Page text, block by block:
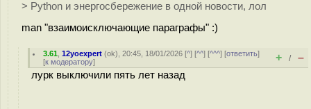
> Python и энергосбережение в одной новости, лол
man "взаимоисключающие параграфы" :)
3.61 ,12yoexpert (ok), 20:45, 18/01/2026 [^] [^^] [^^^] [ответить]
[к модератору] + / –
лурк выключили пять лет назад